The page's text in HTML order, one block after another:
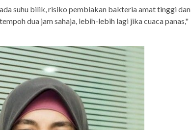
suhu bilik, risiko pembiakan bakteria amat tinggi dan
dua jam sahaja, lebih-lebih lagi jika cuaca panas,"